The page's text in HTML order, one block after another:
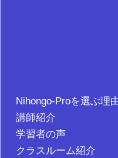
Nihongo-Proを選ぶ理
講師紹介
学習者の声
クラスルーム紹介